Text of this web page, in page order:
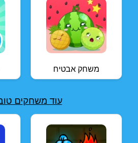
משחק אבטיח
עוד משחקים